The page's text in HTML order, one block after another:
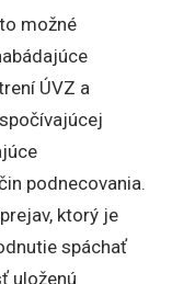
možné
ÚVZ a
podnecovania.
ktorý je
spáchať
uloženú